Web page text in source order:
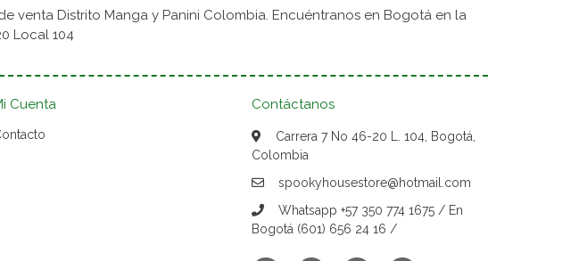
venta Distrito Manga y Panini Colombia. Encuéntranos en Bogotá en la
Local 104
Cuenta Contáctanos
Carrera 7 No 46-20 L. 104, Bogotá,
Colombia
spookyhousestore@hotmail.com
Whatsapp +57 350 774 1675 / En
Bogotá (601) 656 24 16 /